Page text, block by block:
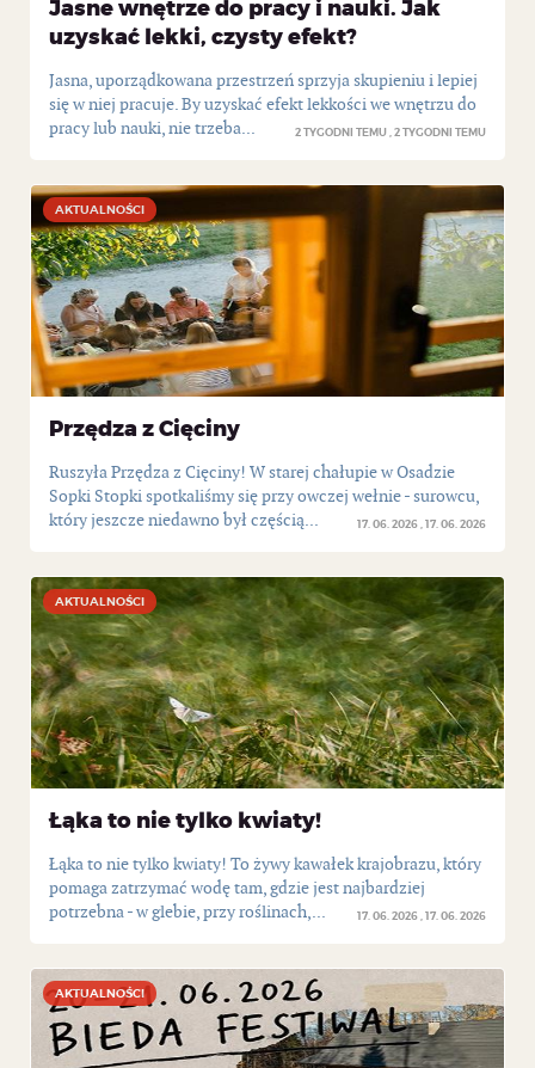
Jasne wnętrze do pracy i nauki. Jak
uzyskać lekki, czysty efekt?
2 TYGODNI TEMU 2 TYGODNI TEMU
Jasna, uporządkowana przestrzeń sprzyja skupieniu i lepiej
się w niej pracuje. By uzyskać efekt lekkości we wnętrzu do
pracy lub nauki, nie trzeba...
Przędza z Cięciny
AKTUALNOŚCI
17. 06. 2026 17. 06. 2026
Ruszyła Przędza z Cięciny! W starej chałupie w Osadzie
Sopki Stopki spotkaliśmy się przy owczej wełnie - surowcu,
który jeszcze niedawno był częścią...
AKTUALNOŚCI
Łąka to nie tylko kwiaty!
AKTUALNOŚCI
17. 06. 2026 17. 06. 2026
Łąka to nie tylko kwiaty! To żywy kawałek krajobrazu, który
pomaga zatrzymać wodę tam, gdzie jest najbardziej
potrzebna - w glebie, przy roślinach,...
AKTUALNOŚCI
AKTUALNOŚCI
AKTUALNOŚCI